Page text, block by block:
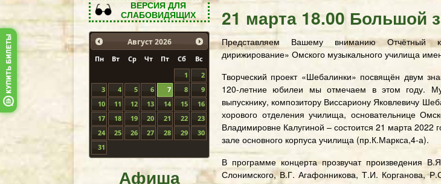
ВЕРСИЯ ДЛЯ
СЛАБОВИДЯЩИХ
Август 2026
Пн Вт Ср Чт Пт Сб
Вс
1
2
3
4 5 6 7 8
9
10
11 12 13 14 15
16
17
18 19 20 21 22
23
24
25 26 27 28 29
30
31
Афиша
21 марта 18.00 Большой
Представляем Вашему вниманию Отчётный
дирижирование» Омского музыкального училища
Творческий проект «Шебалинки» посвящён двум
120-летние юбилеи мы отмечаем в этом году.
выпускнику, композитору Виссариону Яковлевичу
хорового отделения училища, основательнице
Владимировне Калугиной – состоится 21 марта 2022
зале основного корпуса училища (пр.К.Маркса,4-а).
В программе концерта прозвучат произведения
Слонимского, В.Г. Агафонникова, Т.И. Корганова,